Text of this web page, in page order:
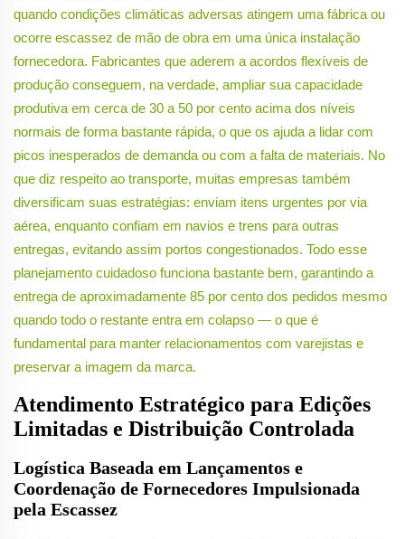
quando condições climáticas adversas atingem uma fábrica ou
ocorre escassez de mão de obra em uma única instalação
fornecedora. Fabricantes que aderem a acordos flexíveis de
produção conseguem, na verdade, ampliar sua capacidade
produtiva em cerca de 30 a 50 por cento acima dos níveis
normais de forma bastante rápida, o que os ajuda a lidar com
picos inesperados de demanda ou com a falta de materiais. No
que diz respeito ao transporte, muitas empresas também
diversificam suas estratégias: enviam itens urgentes por via
aérea, enquanto confiam em navios e trens para outras
entregas, evitando assim portos congestionados. Todo esse
planejamento cuidadoso funciona bastante bem, garantindo a
entrega de aproximadamente 85 por cento dos pedidos mesmo
quando todo o restante entra em colapso — o que é
fundamental para manter relacionamentos com varejistas e
preservar a imagem da marca.
Atendimento Estratégico para Edições
Limitadas e Distribuição Controlada
Logística Baseada em Lançamentos e
Coordenação de Fornecedores Impulsionada
pela Escassez